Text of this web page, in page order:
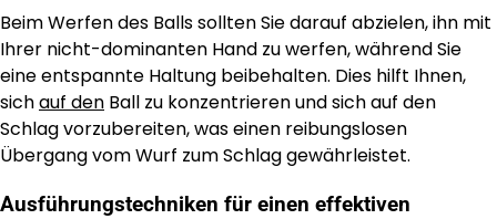
Beim Werfen des Balls sollten Sie darauf abzielen, ihn mit
Ihrer nicht-dominanten Hand zu werfen, während Sie
eine entspannte Haltung beibehalten. Dies hilft Ihnen,
sichauf den Ball zu konzentrieren und sich auf den
Schlag vorzubereiten, was einen reibungslosen
Übergang vom Wurf zum Schlag gewährleistet.
Ausführungstechniken für einen effektiven